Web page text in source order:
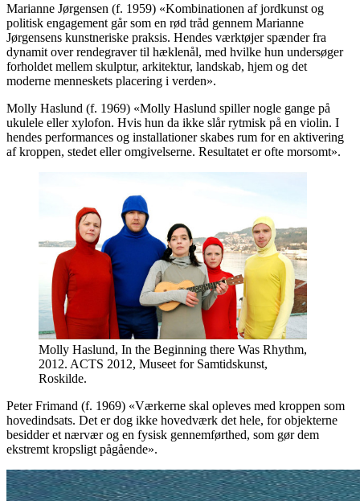
Marianne Jørgensen (f. 1959) «Kombinationen af jordkunst og
politisk engagement går som en rød tråd gennem Marianne
Jørgensens kunstneriske praksis. Hendes værktøjer spænder fra
dynamit over rendegraver til hæklenål, med hvilke hun undersøger
forholdet mellem skulptur, arkitektur, landskab, hjem og det
moderne menneskets placering i verden».
Molly Haslund (f. 1969) «Molly Haslund spiller nogle gange på
ukulele eller xylofon. Hvis hun da ikke slår rytmisk på en violin. I
hendes performances og installationer skabes rum for en aktivering
af kroppen, stedet eller omgivelserne. Resultatet er ofte morsomt».
Molly Haslund, In the Beginning there Was Rhythm,
2012. ACTS 2012, Museet for Samtidskunst,
Roskilde.
Peter Frimand (f. 1969) «Værkerne skal opleves med kroppen som
hovedindsats. Det er dog ikke hovedværk det hele, for objekterne
besidder et nærvær og en fysisk gennemførthed, som gør dem
ekstremt kropsligt pågående».